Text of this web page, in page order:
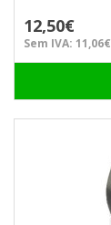
12,50€
Sem IVA: 11,06€